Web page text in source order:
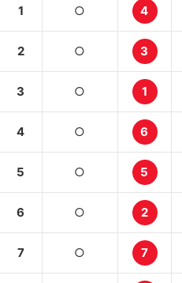
1 ○ 4
2 ○ 3
3 ○ 1
4 ○ 6
5 ○ 5
6 ○ 2
7 ○ 7